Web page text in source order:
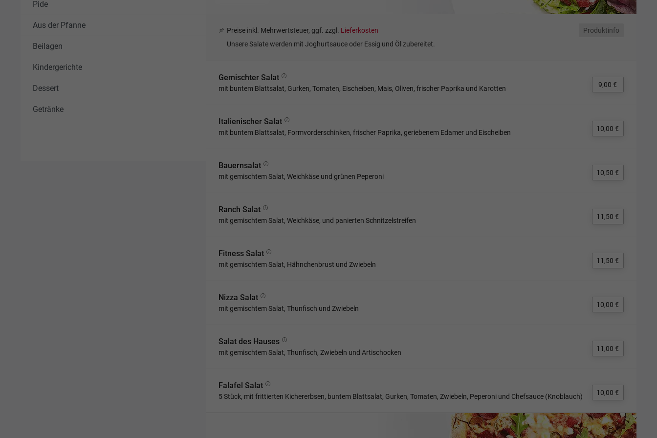
Pide
Aus der Pfanne
Beilagen
Kindergerichte
Dessert
Getränke
Preise inkl. Mehrwertsteuer, ggf. zzgl. Lieferkosten
Produktinfo
Unsere Salate werden mit Joghurtsauce oder Essig und Öl zubereitet.
Gemischter Salat
mit buntem Blattsalat, Gurken, Tomaten, Eischeiben, Mais, Oliven, frischer Paprika und Karotten 9,00 €
Italienischer Salat
mit buntem Blattsalat, Formvorderschinken, frischer Paprika, geriebenem Edamer und Eischeiben 10,00 €
Bauernsalat
mit gemischtem Salat, Weichkäse und grünen Peperoni 10,50 €
Ranch Salat
mit gemischtem Salat, Weichkäse, und panierten Schnitzelstreifen 11,50 €
Fitness Salat
mit gemischtem Salat, Hähnchenbrust und Zwiebeln 11,50 €
Nizza Salat
mit gemischtem Salat, Thunfisch und Zwiebeln 10,00 €
Salat des Hauses
mit gemischtem Salat, Thunfisch, Zwiebeln und Artischocken 11,00 €
Falafel Salat
5 Stück, mit frittierten Kichererbsen, buntem Blattsalat, Gurken, Tomaten, Zwiebeln, Peperoni und Chefsauce (Knoblauch) 10,00 €